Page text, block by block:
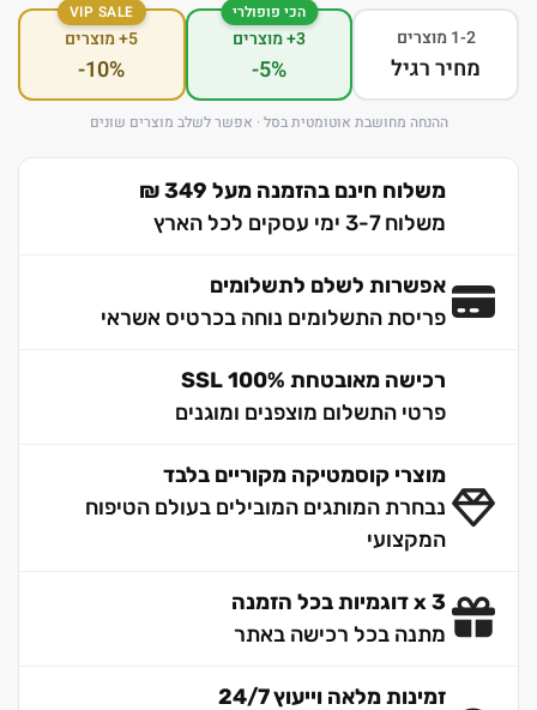
1-2 מוצרים
מחיר רגיל
הכי פופולרי
3+ מוצרים
-5%
VIP SALE
5+ מוצרים
-10%
ההנחה מחושבת אוטומטית בסל · אפשר לשלב מוצרים שונים
משלוח חינם בהזמנה מעל 349 ₪
משלוח 3-7 ימי עסקים לכל הארץ
אפשרות לשלם לתשלומים
פריסת התשלומים נוחה בכרטיס אשראי
רכישה מאובטחת 100% SSL
פרטי התשלום מוצפנים ומוגנים
מוצרי קוסמטיקה מקוריים בלבד
נבחרת המותגים המובילים בעולם הטיפוח
המקצועי
3 x דוגמיות בכל הזמנה
מתנה בכל רכישה באתר
זמינות מלאה וייעוץ 24/7